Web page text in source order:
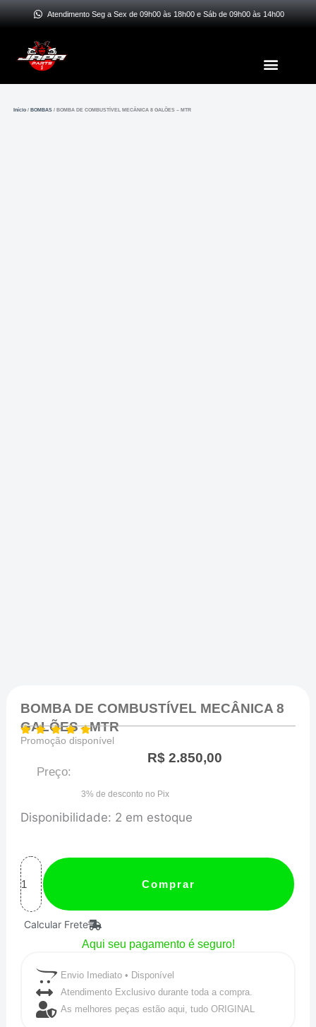
Ir
conteúdo
Atendimento Seg a Sex de 09h00 às 18h00 e Sáb de 09h00 às 14h00
Menu
Início /BOMBAS / BOMBA DE COMBUSTÍVEL MECÂNICA 8 GALÕES – MTR
BOMBA DE COMBUSTÍVEL MECÂNICA 8
GALÕES - MTR
Promoção disponível
Preço:
R$2.850,00
3% de desconto no Pix
Disponibilidade: 2 em estoque
BOMBA
COMBUSTÍVEL
MECÂNICA
8
GALÕES
MTR
quantidade
Comprar
Calcular Frete
Aqui seu pagamento é seguro!
Envio Imediato • Disponível
Atendimento Exclusivo durante toda a compra.
As melhores peças estão aqui, tudo ORIGINAL